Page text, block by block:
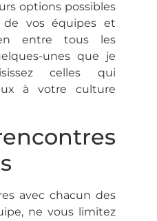
options possibles
de vos équipes et
entre tous les
unes que je
celles qui
à votre culture
avec chacun des
ne vous limitez